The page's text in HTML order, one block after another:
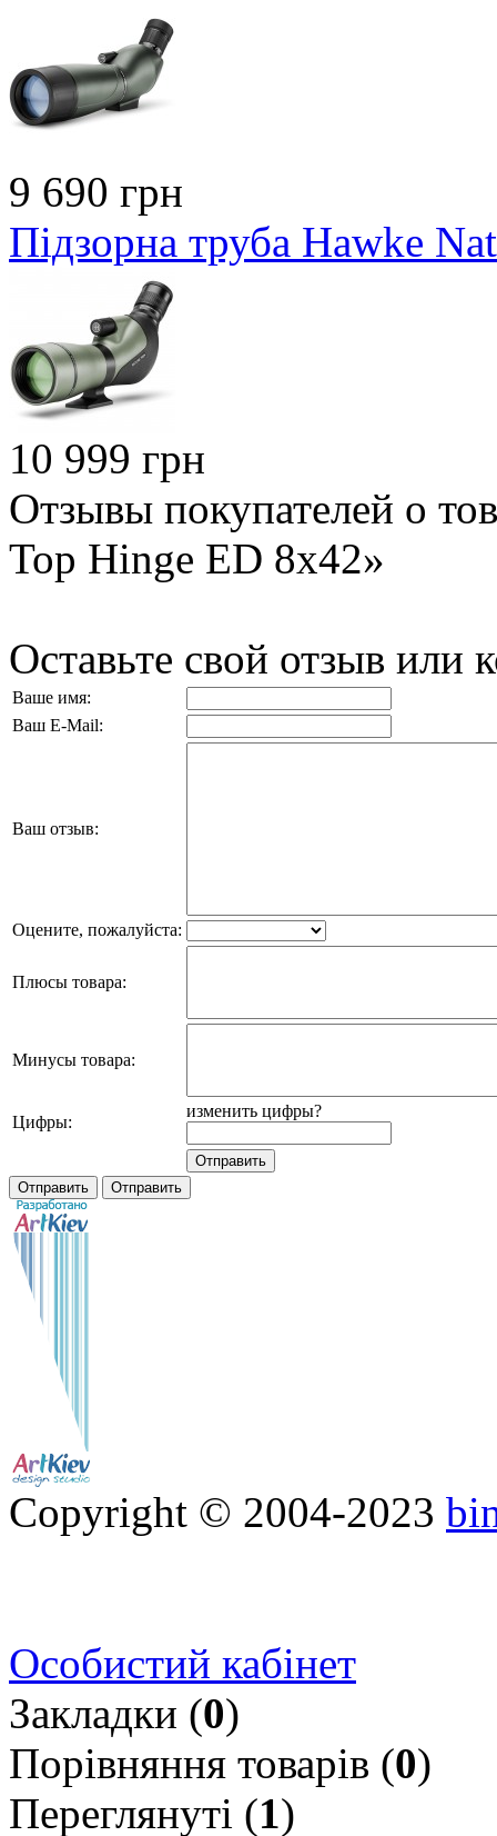
9 690 грн
Підзорна труба Hawke
10 999 грн
Отзывы покупателей о
Top Hinge ED 8x42»
Оставьте свой отзыв или
Ваше имя:
Ваш E-Mail:
Ваш отзыв:
Оцените, пожалуйста:
Плюсы товара:
Минусы товара:
Цифры:
изменить цифры?
Copyright © 2004-2023
Особистий кабінет
Закладки (0)
Порівняння товарів (0)
Переглянуті (1)